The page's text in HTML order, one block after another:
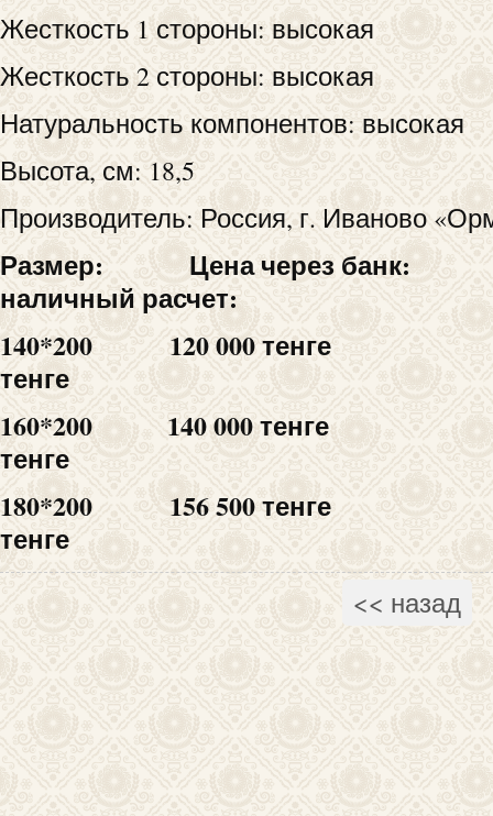
Жесткость 1 стороны: высокая
Жесткость 2 стороны: высокая
Натуральность компонентов: высокая
Высота, см: 18,5
Производитель: Россия, г. Иваново
Размер: Цена через
наличный расчет:
140*200 120 000
тенге
160*200 140 000
тенге
180*200 156 500
тенге
<< назад